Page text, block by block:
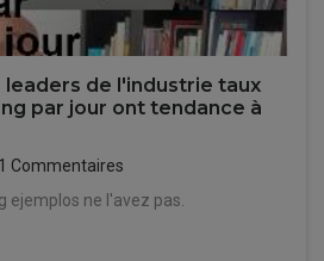
leaders de l'industrie taux
par jour ont tendance à
1 Commentaires
ejemplos ne l'avez pas.